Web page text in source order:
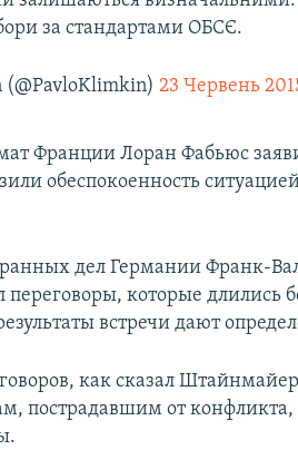
за стандартами ОБСЄ.
23 Червень
Франции Лоран Фабьюс
обеспокоенность
дел Германии Франк-
переговоры, которые длились
встречи дают
как сказал
пострадавшим от конфликта,